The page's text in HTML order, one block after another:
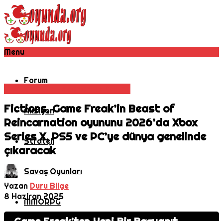
Menu
Forum
Aksiyon
Strateji
Savaş Oyunları
MMORPG
Fictions, Game Freak’in Beast of
Reincarnation oyununu 2026’da Xbox
Series X, PS5 ve PC’ye dünya genelinde
çıkaracak
Yazan Duru Bilge
8 Haziran 2025